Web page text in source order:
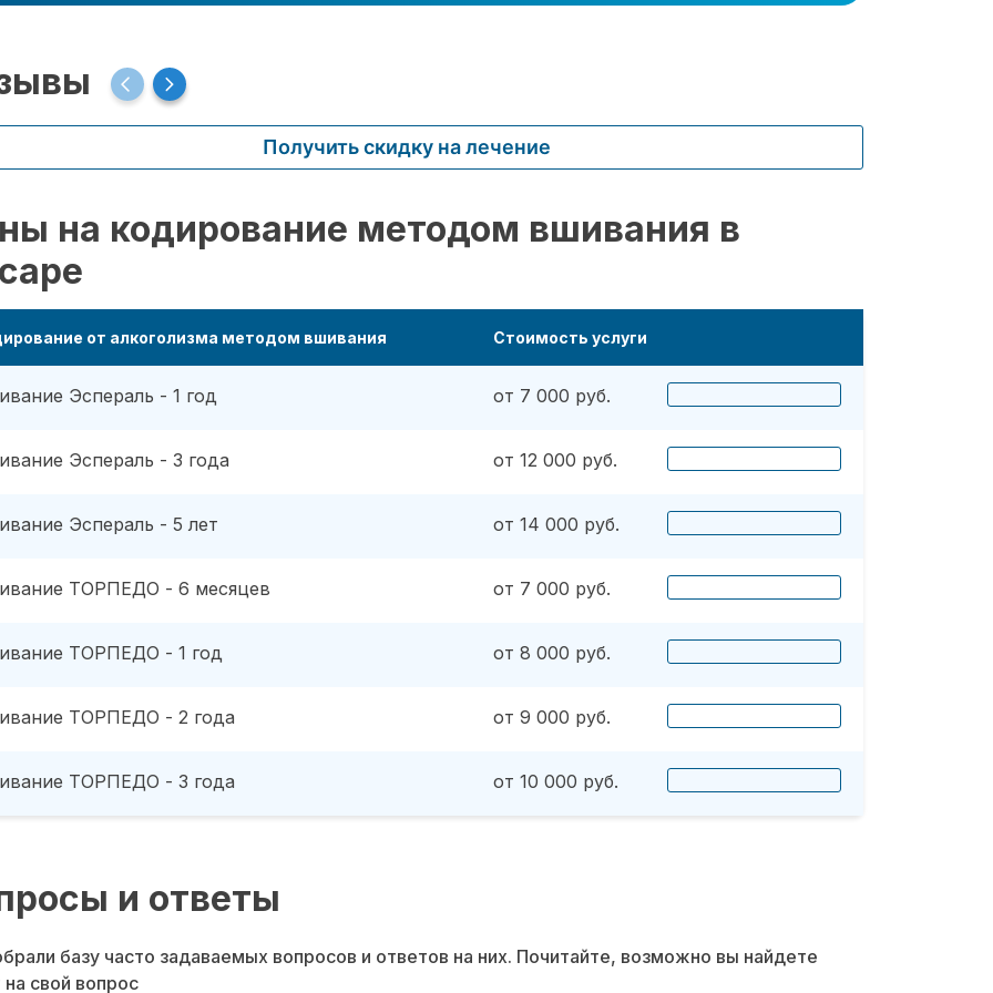
Получить скидку на лечение
на кодирование методом вшивания в
от алкоголизма методом вшивания Стоимость услуги
Эспераль - 1 год от 7 000 руб.
Эспераль - 3 года от 12 000 руб.
Эспераль - 5 лет от 14 000 руб.
ТОРПЕДО - 6 месяцев от 7 000 руб.
ТОРПЕДО - 1 год от 8 000 руб.
ТОРПЕДО - 2 года от 9 000 руб.
ТОРПЕДО - 3 года от 10 000 руб.
и ответы
базу часто задаваемых вопросов и ответов на них. Почитайте, возможно вы найдете
на свой вопрос